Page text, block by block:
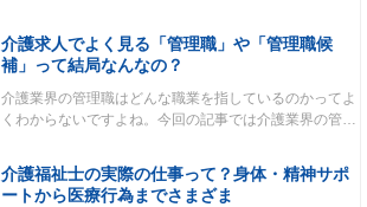
介護求人でよく見る「管理職」や「管理職候
補」って結局なんなの？
介護業界の管理職はどんな職業を指しているのかってよ
くわからないですよね。今回の記事では介護業界の管…
介護福祉士の実際の仕事って？身体・精神サポ
ートから医療行為までさまざま